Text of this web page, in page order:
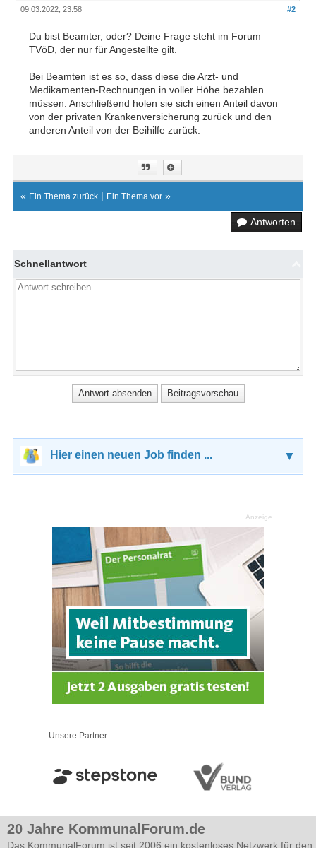
#2
09.03.2022, 23:58
Du bist Beamter, oder? Deine Frage steht im Forum
TVöD, der nur für Angestellte gilt.
Bei Beamten ist es so, dass diese die Arzt- und
Medikamenten-Rechnungen in voller Höhe bezahlen
müssen. Anschließend holen sie sich einen Anteil davon
von der privaten Krankenversicherung zurück und den
anderen Anteil von der Beihilfe zurück.
« Ein Thema zurück| Ein Thema vor»
Antworten
Schnellantwort
Hier einen neuen Job finden ... ▼
Anzeige
Unsere Partner:
20 Jahre KommunalForum.de
Das KommunalForum ist seit 2006 ein kostenloses Netzwerk für den